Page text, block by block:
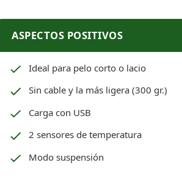
ASPECTOS POSITIVOS
Ideal para pelo corto o lacio
Sin cable y la más ligera (300 gr.)
Carga con USB
2 sensores de temperatura
Modo suspensión